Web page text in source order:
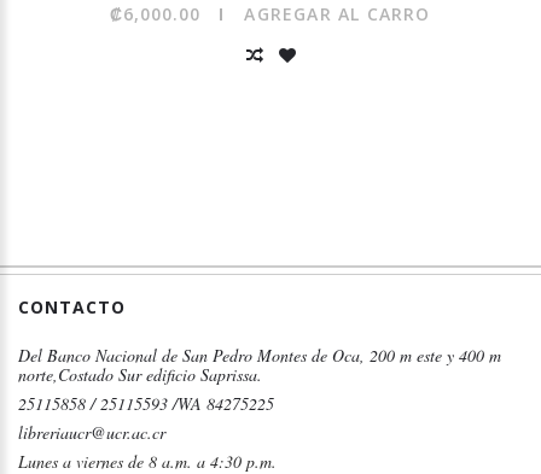
₡6,000.00
AGREGAR AL CARRO
CONTACTO
Del Banco Nacional de San Pedro Montes de Oca, 200 m este y 400 m
norte,Costado Sur edificio Saprissa.
25115858 / 25115593 /WA 84275225
libreriaucr@ucr.ac.cr
Lunes a viernes de 8 a.m. a 4:30 p.m.